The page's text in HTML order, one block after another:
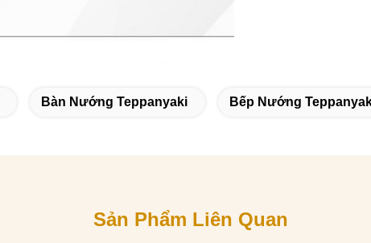
Bàn Nướng Teppanyaki Bếp Nướng
Sản Phẩm Liên Quan